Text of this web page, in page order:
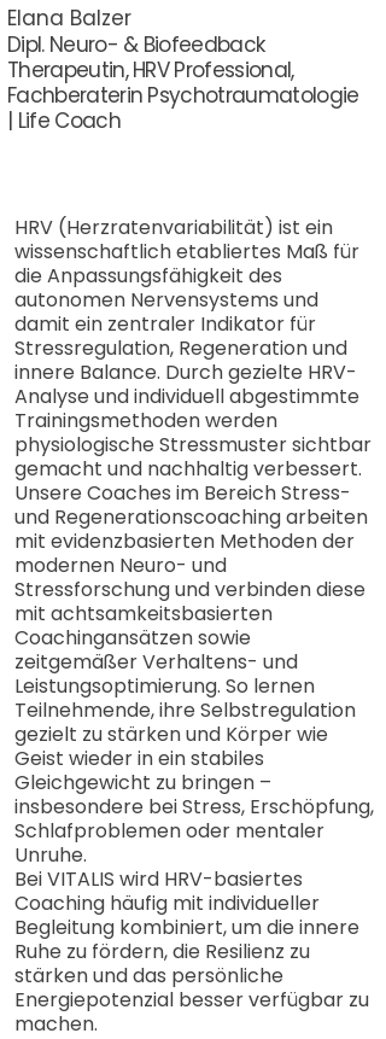
​Elana Balzer
Dipl. Neuro- & Biofeedback
Therapeutin, HRV Professional,
Fachberaterin Psychotraumatologie
| Life Coach
HRV (Herzratenvariabilität) ist ein
wissenschaftlich etabliertes Maß für
die Anpassungsfähigkeit des
autonomen Nervensystems und
damit ein zentraler Indikator für
Stressregulation, Regeneration und
innere Balance. Durch gezielte HRV-
Analyse und individuell abgestimmte
Trainingsmethoden werden
physiologische Stressmuster sichtbar
gemacht und nachhaltig verbessert.
Unsere Coaches im Bereich Stress-
und Regenerationscoaching arbeiten
mit evidenzbasierten Methoden der
modernen Neuro- und
Stressforschung und verbinden diese
mit achtsamkeitsbasierten
Coachingansätzen sowie
zeitgemäßer Verhaltens- und
Leistungsoptimierung. So lernen
Teilnehmende, ihre Selbstregulation
gezielt zu stärken und Körper wie
Geist wieder in ein stabiles
Gleichgewicht zu bringen –
insbesondere bei Stress, Erschöpfung,
Schlafproblemen oder mentaler
Unruhe.
Bei VITALIS wird HRV-basiertes
Coaching häufig mit individueller
Begleitung kombiniert, um die innere
Ruhe zu fördern, die Resilienz zu
stärken und das persönliche
Energiepotenzial besser verfügbar zu
machen.